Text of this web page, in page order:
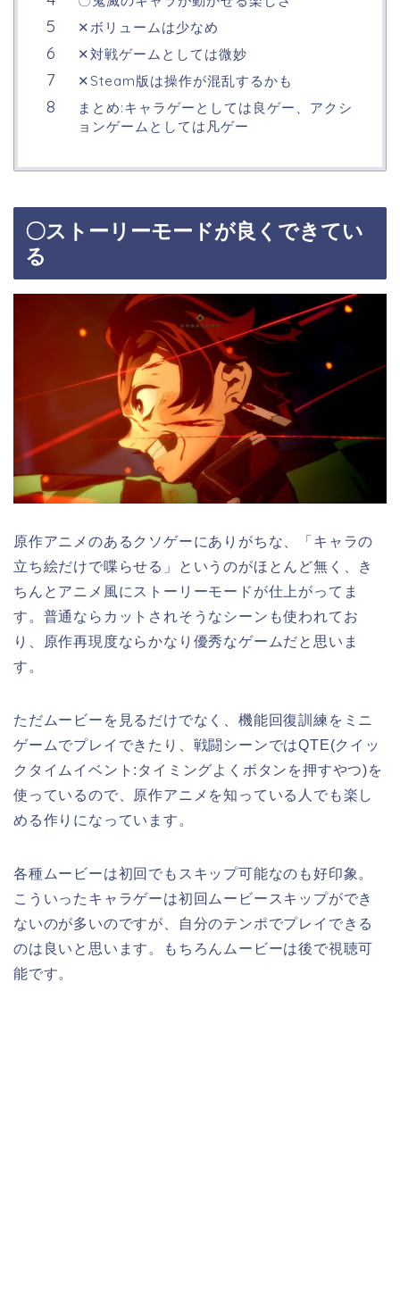
✕ボリュームは少なめ
✕対戦ゲームとしては微妙
✕Steam版は操作が混乱するかも
まとめ:キャラゲーとしては良ゲー、アクシ
ョンゲームとしては凡ゲー
〇ストーリーモードが良くできてい
る
原作アニメのあるクソゲーにありがちな、「キャラの
立ち絵だけで喋らせる」というのがほとんど無く、き
ちんとアニメ風にストーリーモードが仕上がってま
す。普通ならカットされそうなシーンも使われてお
り、原作再現度ならかなり優秀なゲームだと思いま
す。
ただムービーを見るだけでなく、機能回復訓練をミニ
ゲームでプレイできたり、戦闘シーンではQTE(クイッ
クタイムイベント:タイミングよくボタンを押すやつ)を
使っているので、原作アニメを知っている人でも楽し
める作りになっています。
各種ムービーは初回でもスキップ可能なのも好印象。
こういったキャラゲーは初回ムービースキップができ
ないのが多いのですが、自分のテンポでプレイできる
のは良いと思います。もちろんムービーは後で視聴可
能です。